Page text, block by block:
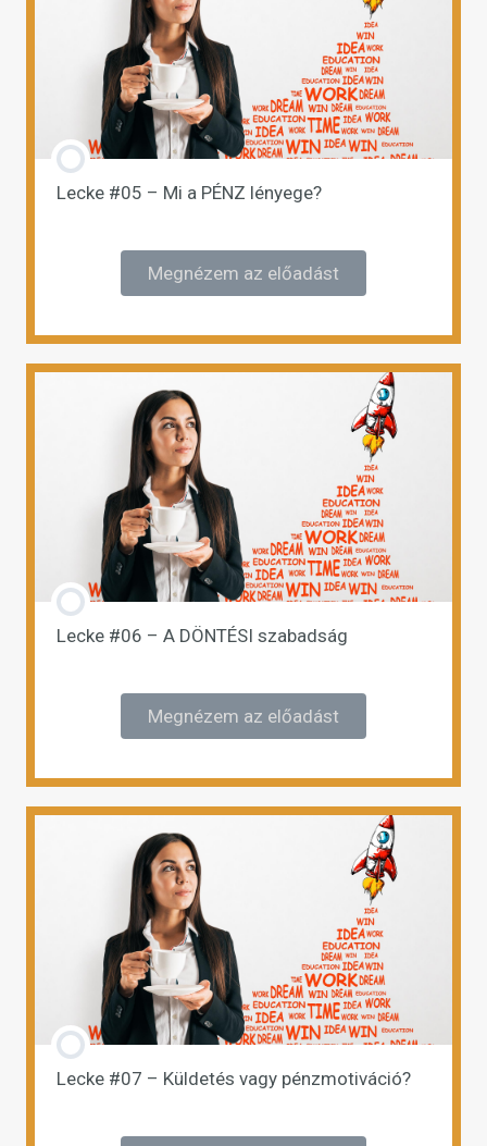
Lecke #05 – Mi a PÉNZ lényege?
Megnézem az előadást
Lecke #06 – A DÖNTÉSI szabadság
Megnézem az előadást
Lecke #07 – Küldetés vagy pénzmotiváció?